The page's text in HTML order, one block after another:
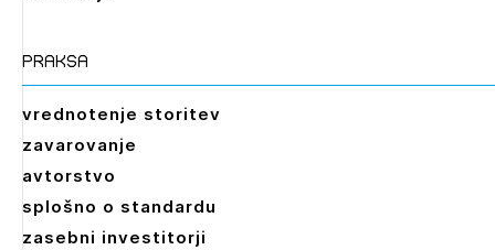
praksa
vrednotenje storitev
zavarovanje
avtorstvo
splošno o standardu
zasebni investitorji